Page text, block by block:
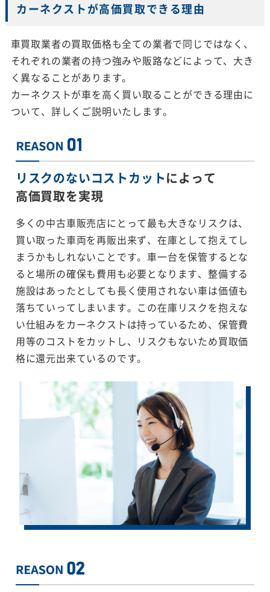
カーネクストが高価買取できる理由
車買取業者の買取価格も全ての業者で同じではなく、
それぞれの業者の持つ強みや販路などによって、大き
く異なることがあります。
カーネクストが車を高く買い取ることができる理由に
ついて、詳しくご説明いたします。
リスクのないコストカットによって
高価買取を実現
多くの中古車販売店にとって最も大きなリスクは、
買い取った車両を再販出来ず、在庫として抱えてし
まうかもしれないことです。車一台を保管するとな
ると場所の確保も費用も必要となります、整備する
施設はあったとしても長く使用されない車は価値も
落ちていってしまいます。この在庫リスクを抱えな
い仕組みをカーネクストは持っているため、保管費
用等のコストをカットし、リスクもないため買取価
格に還元出来ているのです。